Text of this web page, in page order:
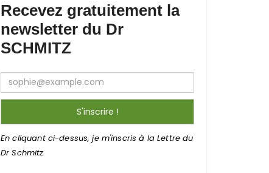
Recevez gratuitement la
newsletter du Dr
SCHMITZ
En cliquant ci-dessus, je m'inscris à la Lettre du
Dr Schmitz